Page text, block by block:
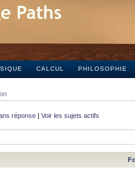
CALCUL PHILOSOPHIE
réponse | Voir les sujets actifs